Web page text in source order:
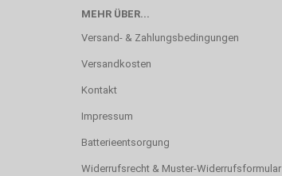
MEHR ÜBER...
Versand- & Zahlungsbedingungen
Versandkosten
Kontakt
Impressum
Batterieentsorgung
Widerrufsrecht & Muster-Widerrufsformular